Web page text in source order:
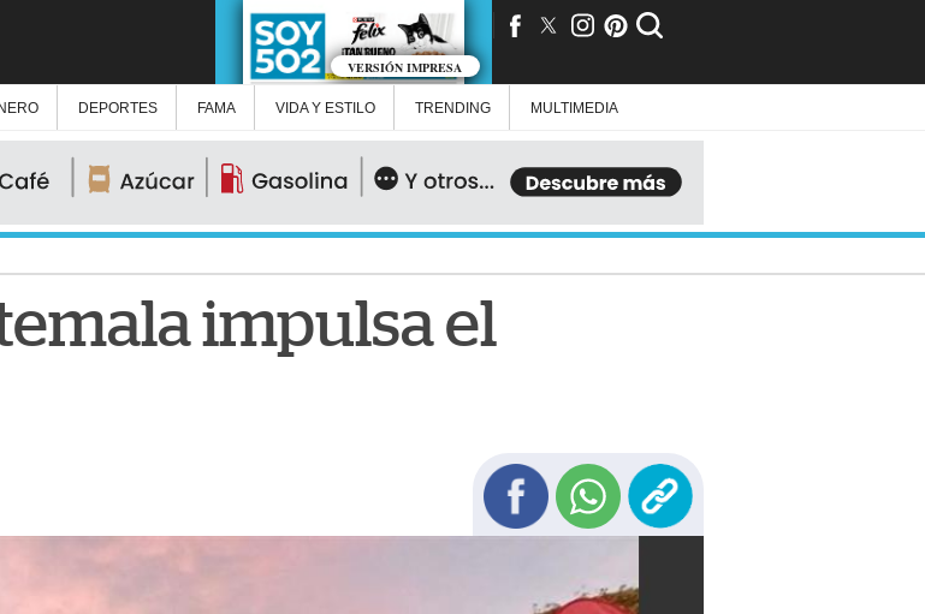
VERSIÓN IMPRESA
DEPORTES FAMA VIDA Y ESTILO TRENDING MULTIMEDIA
impulsa el